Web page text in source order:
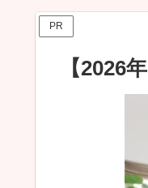
PR
【2026